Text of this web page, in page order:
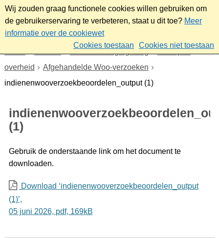
Wij zouden graag functionele cookies willen gebruiken om
de gebruikerservaring te verbeteren, staat u dit toe? Meer
informatie over de cookiewet
Cookies toestaan
Cookies niet toestaan
Beleid- en regelgeving
Wet open
overheid
Afgehandelde Woo-verzoeken
indienenwooverzoekbeoordelen_output (1)
(1)
Gebruik de onderstaande link om het document te
downloaden.
Download ‘indienenwooverzoekbeoordelen_output
(1)’,
05 juni 2026, pdf, 169kB